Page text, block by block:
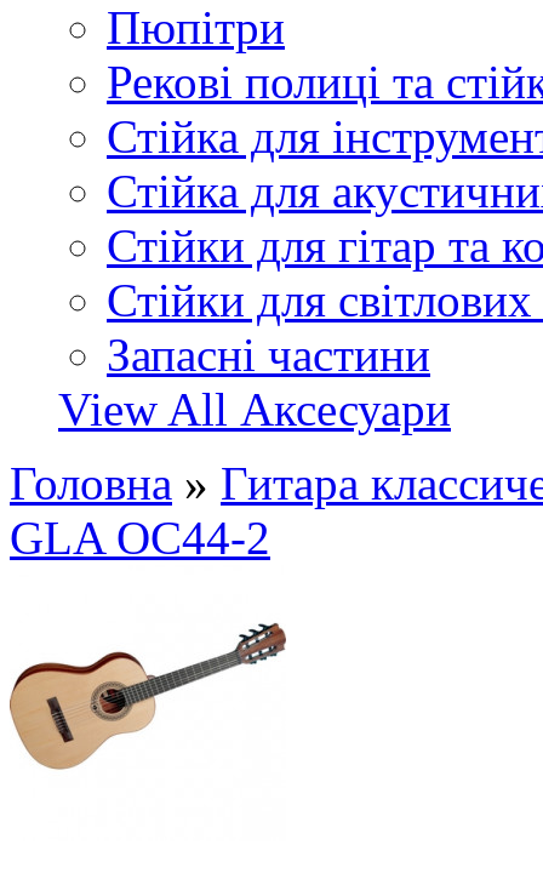
Пюпітри
Рекові полиці та
Стійка для
Стійка для
Стійки для гітар та
Стійки для
Запасні частини
View All Аксесуари
Головна » Гитара
GLA OC44-2